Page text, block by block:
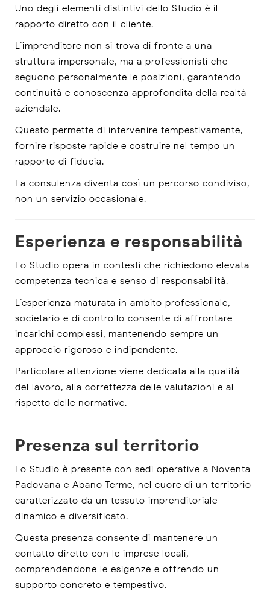
Uno degli elementi distintivi dello Studio è il
rapporto diretto con il cliente.
L’imprenditore non si trova di fronte a una
struttura impersonale, ma a professionisti che
seguono personalmente le posizioni, garantendo
continuità e conoscenza approfondita della realtà
aziendale.
Questo permette di intervenire tempestivamente,
fornire risposte rapide e costruire nel tempo un
rapporto di fiducia.
La consulenza diventa così un percorso condiviso,
non un servizio occasionale.
Esperienza e responsabilità
Lo Studio opera in contesti che richiedono elevata
competenza tecnica e senso di responsabilità.
L’esperienza maturata in ambito professionale,
societario e di controllo consente di affrontare
incarichi complessi, mantenendo sempre un
approccio rigoroso e indipendente.
Particolare attenzione viene dedicata alla qualità
del lavoro, alla correttezza delle valutazioni e al
rispetto delle normative.
Presenza sul territorio
Lo Studio è presente con sedi operative a Noventa
Padovana e Abano Terme, nel cuore di un territorio
caratterizzato da un tessuto imprenditoriale
dinamico e diversificato.
Questa presenza consente di mantenere un
contatto diretto con le imprese locali,
comprendendone le esigenze e offrendo un
supporto concreto e tempestivo.